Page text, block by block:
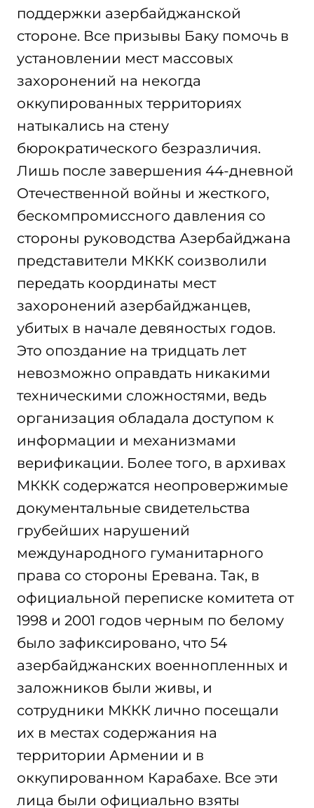
поддержки азербайджанской
стороне. Все призывы Баку помочь в
установлении мест массовых
захоронений на некогда
оккупированных территориях
натыкались на стену
бюрократического безразличия.
Лишь после завершения 44-дневной
Отечественной войны и жесткого,
бескомпромиссного давления со
стороны руководства Азербайджана
представители МККК соизволили
передать координаты мест
захоронений азербайджанцев,
убитых в начале девяностых годов.
Это опоздание на тридцать лет
невозможно оправдать никакими
техническими сложностями, ведь
организация обладала доступом к
информации и механизмами
верификации. Более того, в архивах
МККК содержатся неопровержимые
документальные свидетельства
грубейших нарушений
международного гуманитарного
права со стороны Еревана. Так, в
официальной переписке комитета от
1998 и 2001 годов черным по белому
было зафиксировано, что 54
азербайджанских военнопленных и
заложников были живы, и
сотрудники МККК лично посещали
их в местах содержания на
территории Армении и в
оккупированном Карабахе. Все эти
лица были официально взяты